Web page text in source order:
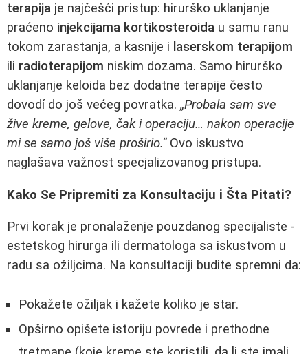
terapija je najčešći pristup: hirurško uklanjanje
praćeno injekcijama kortikosteroida u samu ranu
tokom zarastanja, a kasnije i laserskom terapijom
ili radioterapijom niskim dozama. Samo hirurško
uklanjanje keloida bez dodatne terapije često
dovodí do još većeg povratka. „Probala sam sve
žive kreme, gelove, čak i operaciju… nakon operacije
mi se samo još više proširio.“Ovo iskustvo
naglašava važnost specjalizovanog pristupa.
Kako Se Pripremiti za Konsultaciju i Šta Pitati?
Prvi korak je pronalaženje pouzdanog specijaliste -
estetskog hirurga ili dermatologa sa iskustvom u
radu sa ožiljcima. Na konsultaciji budite spremni da:
Pokažete ožiljak i kažete koliko je star.
Opširno opišete istoriju povrede i prethodne